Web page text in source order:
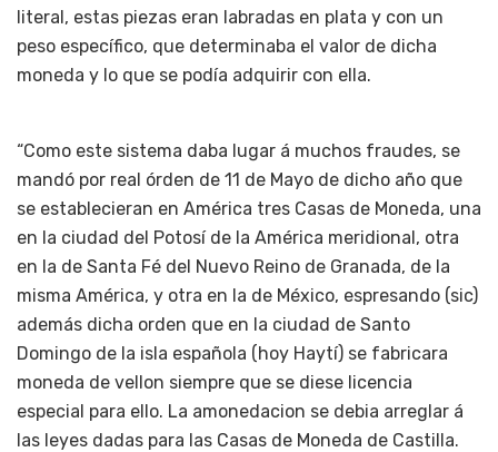
literal, estas piezas eran labradas en plata y con un
peso específico, que determinaba el valor de dicha
moneda y lo que se podía adquirir con ella.
“Como este sistema daba lugar á muchos fraudes, se
mandó por real órden de 11 de Mayo de dicho año que
se establecieran en América tres Casas de Moneda, una
en la ciudad del Potosí de la América meridional, otra
en la de Santa Fé del Nuevo Reino de Granada, de la
misma América, y otra en la de México, espresando (sic)
además dicha orden que en la ciudad de Santo
Domingo de la isla española (hoy Haytí) se fabricara
moneda de vellon siempre que se diese licencia
especial para ello. La amonedacion se debia arreglar á
las leyes dadas para las Casas de Moneda de Castilla.